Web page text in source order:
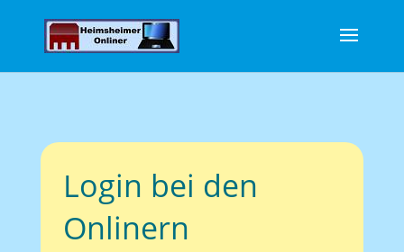
Login bei den
Onlinern